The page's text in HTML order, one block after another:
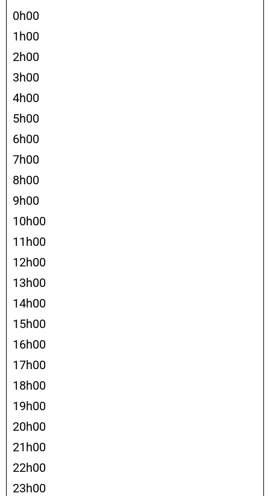
0h00
1h00
2h00
3h00
4h00
5h00
6h00
7h00
8h00
9h00
10h00
11h00
12h00
13h00
14h00
15h00
16h00
17h00
18h00
19h00
20h00
21h00
22h00
23h00